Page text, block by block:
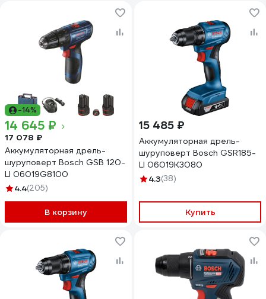
-14%
14 645 ₽
17 078 ₽
Аккумуляторная дрель-
шуруповерт Bosch GSB 120-
LI 06019G8100
4.4(205)
В корзину
15 485 ₽
Аккумуляторная дрель-
шуруповерт Bosch GSR185-
LI 06019K3080
4.3(38)
Купить